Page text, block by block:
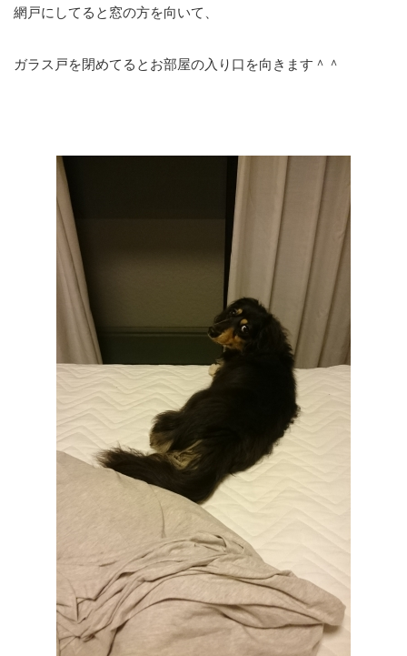
網戸にしてると窓の方を向いて、
ガラス戸を閉めてるとお部屋の入り口を向きます＾＾